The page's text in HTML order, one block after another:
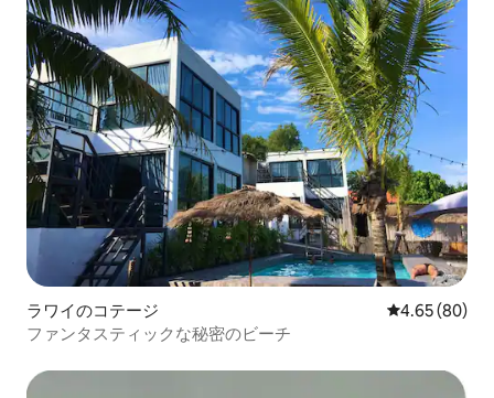
ラワイのコテージ レビュー80
4.65 (80)
ファンタスティックな秘密のビーチ